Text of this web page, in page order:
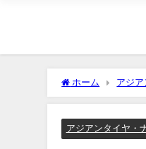
ホーム アジ
アジアンタイヤ・